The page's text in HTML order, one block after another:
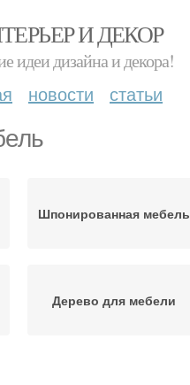
И ДЕКОР
идеи дизайна и декора!
новости статьи
Шпонированная мебель
Дерево для мебели